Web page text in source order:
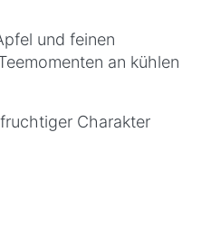
und feinen
an kühlen
Charakter